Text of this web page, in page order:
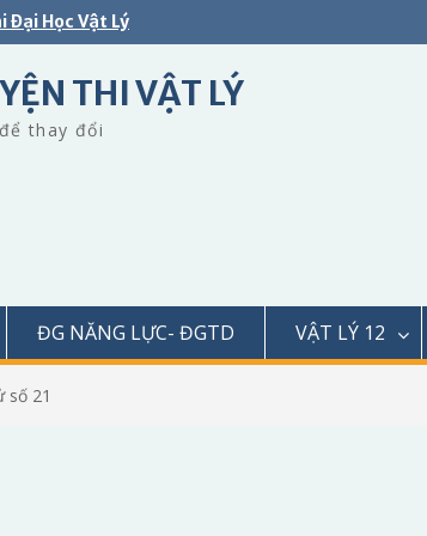
Đại Học Vật Lý
THI VẬT LÝ
thay đổi
ĐG NĂNG LỰC- ĐGTD VẬT LÝ 12
số 21